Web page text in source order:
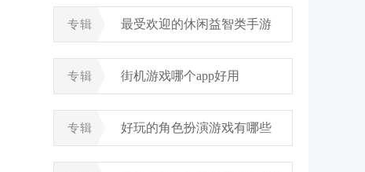
专辑 最受欢迎的休闲益智类手游
专辑 街机游戏哪个app好用
专辑 好玩的角色扮演游戏有哪些